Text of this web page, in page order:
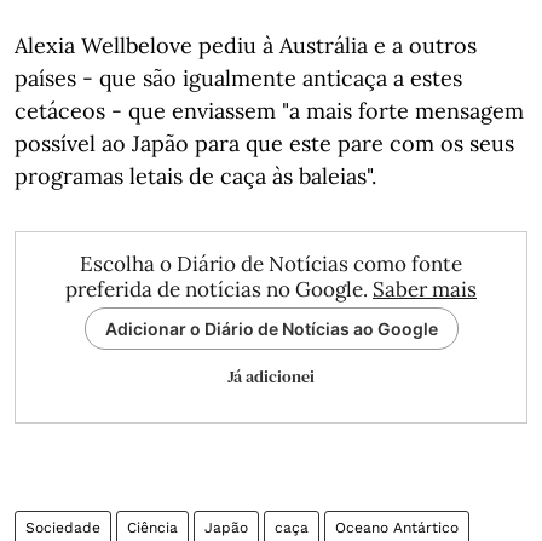
Alexia Wellbelove pediu à Austrália e a outros
países - que são igualmente anticaça a estes
cetáceos - que enviassem "a mais forte mensagem
possível ao Japão para que este pare com os seus
programas letais de caça às baleias".
Escolha o Diário de Notícias como fonte
preferida de notícias no Google. Saber mais
Adicionar o Diário de Notícias ao Google
Já adicionei
Sociedade Ciência Japão caça Oceano Antártico